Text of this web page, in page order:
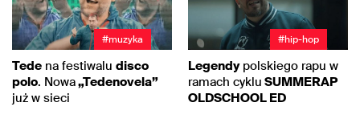
#muzyka
Tede na festiwalu disco
polo. Nowa„Tedenovela”
już w sieci
#hip-hop
Legendypolskiego rapu w
ramach cyklu SUMMERAP
OLDSCHOOL ED